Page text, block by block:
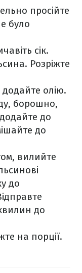
просійте
було
сік.
Розріжте
додайте олію.
борошно,
до
до
вилийте
до
до
на порції.